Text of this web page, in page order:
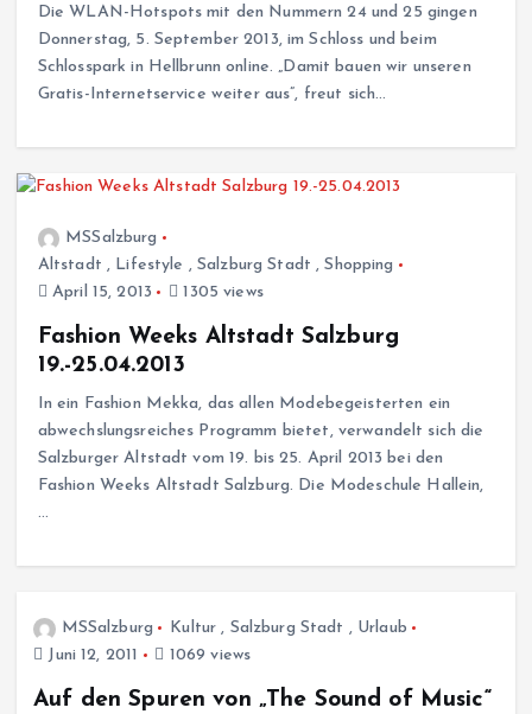
Die WLAN-Hotspots mit den Nummern 24 und 25 gingen
Donnerstag, 5. September 2013, im Schloss und beim
Schlosspark in Hellbrunn online. „Damit bauen wir unseren
Gratis-Internetservice weiter aus”, freut sich…
MSSalzburg
Altstadt , Lifestyle , Salzburg Stadt ,Shopping
April 15, 2013
1305 views
Fashion Weeks Altstadt Salzburg
19.-25.04.2013
In ein Fashion Mekka, das allen Modebegeisterten ein
abwechslungsreiches Programm bietet, verwandelt sich die
Salzburger Altstadt vom 19. bis 25. April 2013 bei den
Fashion Weeks Altstadt Salzburg. Die Modeschule Hallein,
…
MSSalzburg Kultur , Salzburg Stadt , Urlaub
Juni 12, 2011
1069 views
Auf den Spuren von „The Sound of Music“